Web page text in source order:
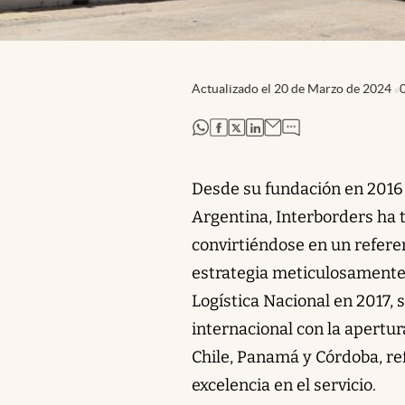
Actualizado el 20 de Marzo de 2024
abre en nueva pestaña
abre en nueva pestaña
abre en nueva pestaña
abre en nueva pestaña
Desde su fundación en
Argentina, Interborders ha
convirtiéndose en un
estrategia
Logística Nacional en
internacional con la
Chile, Panamá y Córdoba,
excelencia en el servicio.